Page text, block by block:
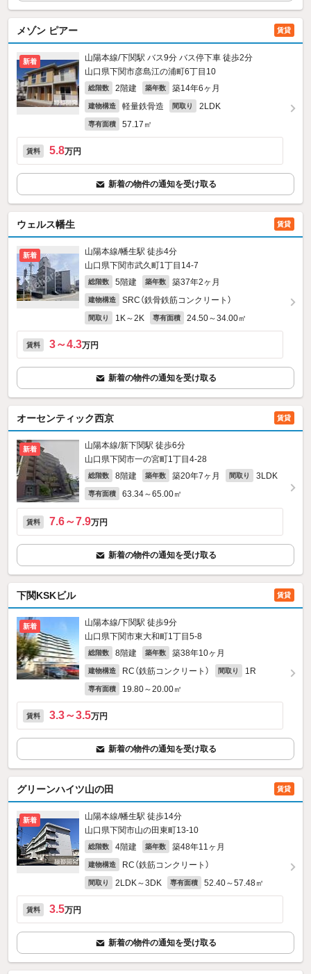
メゾン ピアー 賃貸
新着
山陽本線/下関駅 バス9分 バス停下車 徒歩2分
山口県下関市彦島江の浦町6丁目10
総階数 2階建 築年数 築14年6ヶ月
建物構造 軽量鉄骨造 間取り 2LDK
専有面積 57.17㎡
賃料 5.8万円
新着の物件の通知を受け取る
ウェルス幡生 賃貸
新着
山陽本線/幡生駅 徒歩4分
山口県下関市武久町1丁目14-7
総階数 5階建 築年数 築37年2ヶ月
建物構造 SRC（鉄骨鉄筋コンクリート）
間取り 1K～2K 専有面積 24.50～34.00㎡
賃料 3～4.3万円
新着の物件の通知を受け取る
オーセンティック西京 賃貸
新着
山陽本線/新下関駅 徒歩6分
山口県下関市一の宮町1丁目4-28
総階数 8階建 築年数 築20年7ヶ月 間取り 3LDK
専有面積 63.34～65.00㎡
賃料 7.6～7.9万円
新着の物件の通知を受け取る
下関KSKビル 賃貸
新着
山陽本線/下関駅 徒歩9分
山口県下関市東大和町1丁目5-8
総階数 8階建 築年数 築38年10ヶ月
建物構造 RC（鉄筋コンクリート） 間取り 1R
専有面積 19.80～20.00㎡
賃料 3.3～3.5万円
新着の物件の通知を受け取る
グリーンハイツ山の田 賃貸
新着
山陽本線/幡生駅 徒歩14分
山口県下関市山の田東町13-10
総階数 4階建 築年数 築48年11ヶ月
建物構造 RC（鉄筋コンクリート）
間取り 2LDK～3DK 専有面積 52.40～57.48㎡
賃料 3.5万円
新着の物件の通知を受け取る